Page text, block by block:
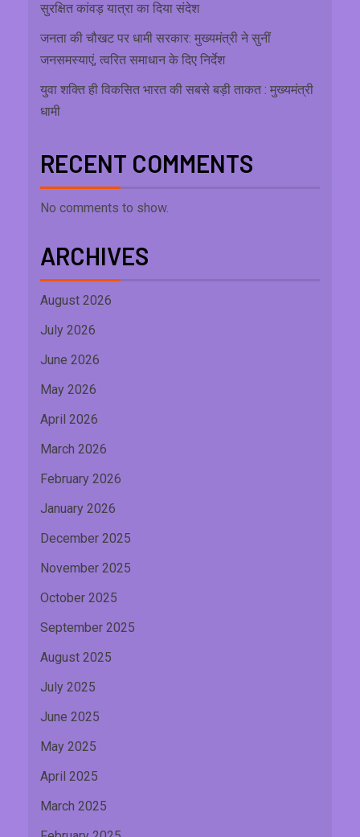
सुरक्षित कांवड़ यात्रा का दिया संदेश
जनता की चौखट पर धामी सरकार: मुख्यमंत्री ने सुनीं
जनसमस्याएं, त्वरित समाधान के दिए निर्देश
युवा शक्ति ही विकसित भारत की सबसे बड़ी ताकत : मुख्यमंत्री
धामी
RECENT COMMENTS
No comments to show.
ARCHIVES
August 2026
July 2026
June 2026
May 2026
April 2026
March 2026
February 2026
January 2026
December 2025
November 2025
October 2025
September 2025
August 2025
July 2025
June 2025
May 2025
April 2025
March 2025